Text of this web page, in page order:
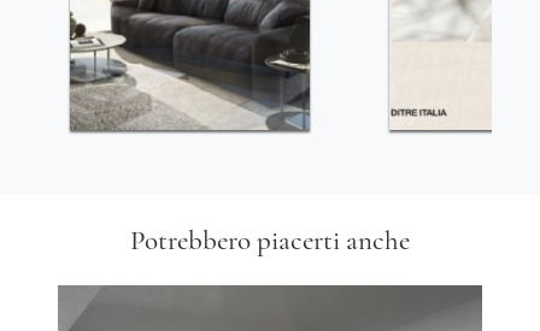
Potrebbero piacerti anche